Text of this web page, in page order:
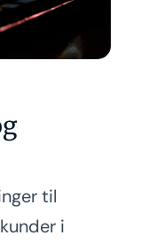
til
i